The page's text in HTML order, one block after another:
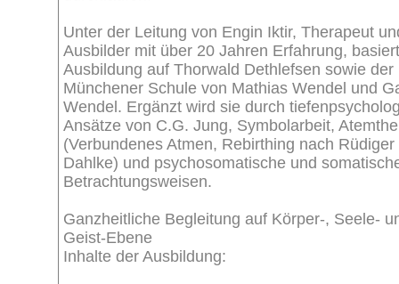
Unter der Leitung von Engin Iktir, Therapeut
Ausbilder mit über 20 Jahren Erfahrung,
Ausbildung auf Thorwald Dethlefsen sowie der
Münchener Schule von Mathias Wendel und
Wendel. Ergänzt wird sie durch
Ansätze von C.G. Jung, Symbolarbeit,
(Verbundenes Atmen, Rebirthing nach Rüdiger
Dahlke) und psychosomatische und
Betrachtungsweisen.
Ganzheitliche Begleitung auf Körper-, Seele-
Geist-Ebene
Inhalte der Ausbildung: